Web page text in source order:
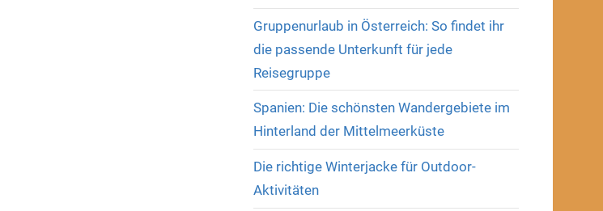
Gruppenurlaub in Österreich: So findet ihr
die passende Unterkunft für jede
Reisegruppe
Spanien: Die schönsten Wandergebiete im
Hinterland der Mittelmeerküste
Die richtige Winterjacke für Outdoor-
Aktivitäten